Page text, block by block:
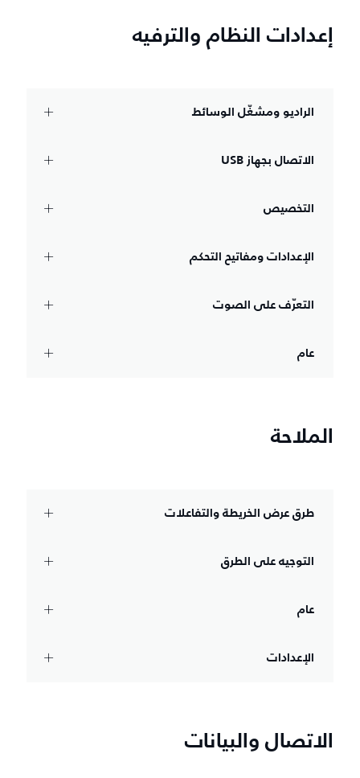
إعدادات النظام والترفيه
الراديو ومشغّل الوسائط
الاتصال بجهاز USB‏
التخصيص
الإعدادات ومفاتيح التحكم
التعرّف على الصوت
عام
الملاحة
طرق عرض الخريطة والتفاعلات
التوجيه على الطرق
عام
الإعدادات
الاتصال والبيانات